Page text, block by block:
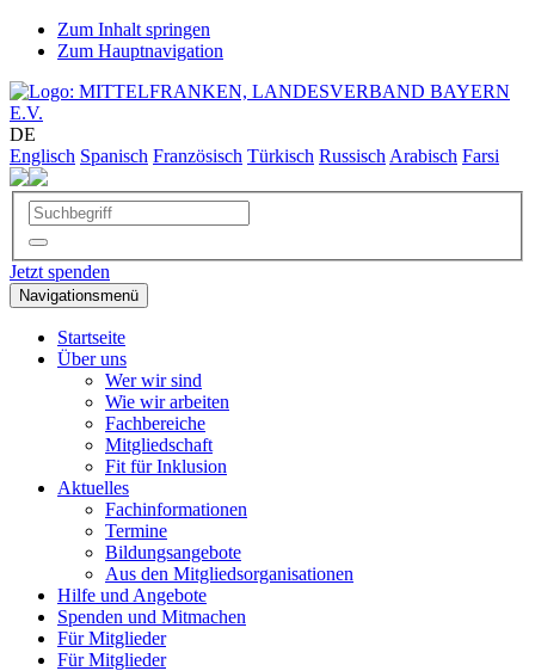
Zum Inhalt springen
Zum Hauptnavigation
DE
Englisch Spanisch Französisch Türkisch Russisch Arabisch Farsi
Jetzt spenden
Navigationsmenü
Startseite
Über uns
Wer wir sind
Wie wir arbeiten
Fachbereiche
Mitgliedschaft
Fit für Inklusion
Aktuelles
Fachinformationen
Termine
Bildungsangebote
Aus den Mitgliedsorganisationen
Hilfe und Angebote
Spenden und Mitmachen
Für Mitglieder
Für Mitglieder